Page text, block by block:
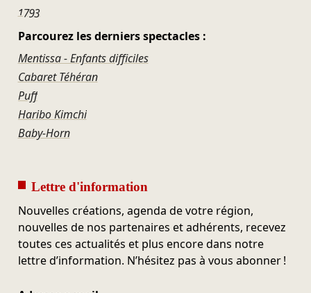
1793
Parcourez les derniers spectacles :
Mentissa - Enfants difficiles
Cabaret Téhéran
Puff
Haribo Kimchi
Baby-Horn
Lettre d'information
Nouvelles créations, agenda de votre région,
nouvelles de nos partenaires et adhérents, recevez
toutes ces actualités et plus encore dans notre
lettre d’information. N’hésitez pas à vous abonner !